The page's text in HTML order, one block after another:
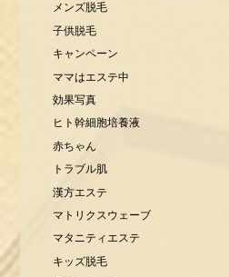
メンズ脱毛
子供脱毛
キャンペーン
ママはエステ中
効果写真
ヒト幹細胞培養液
赤ちゃん
トラブル肌
漢方エステ
マトリクスウェーブ
マタニティエステ
キッズ脱毛